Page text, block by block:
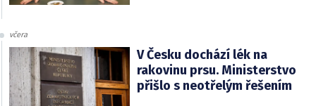
včera
V Česku dochází lék na
rakovinu prsu. Ministerstvo
přišlo s neotřelým řešením